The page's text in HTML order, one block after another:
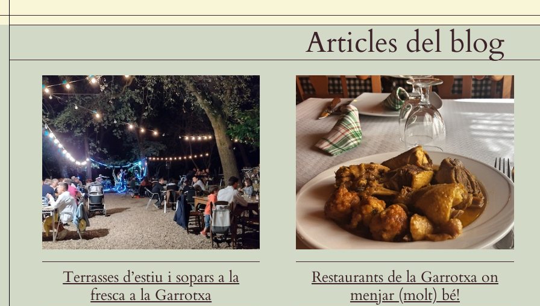
Articles del blog
Terrasses d’estiu i sopars a la
fresca a la Garrotxa
Restaurants de la Garrotxa on
menjar (molt) bé!